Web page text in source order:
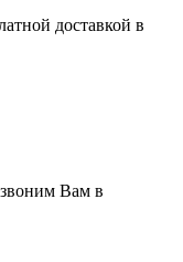
доставкой в
Вам в